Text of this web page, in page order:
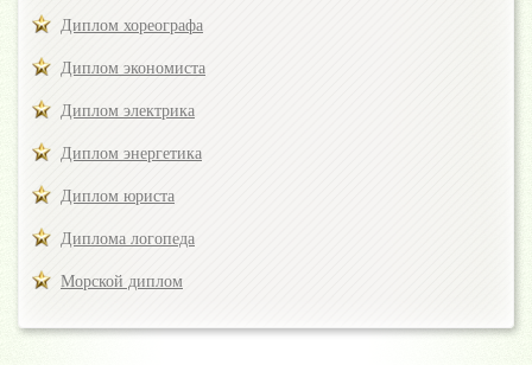
Диплом хореографа
Диплом экономиста
Диплом электрика
Диплом энергетика
Диплом юриста
Диплома логопеда
Морской диплом